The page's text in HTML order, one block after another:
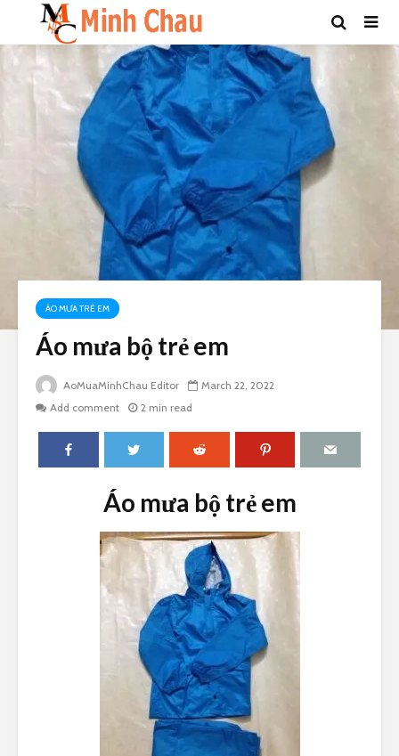
ÁO MƯA TRẺ EM
Áo mưa bộ trẻ em
AoMuaMinhChau Editor
March 22, 2022
Add comment
2 min read
Áo mưa bộ trẻ em